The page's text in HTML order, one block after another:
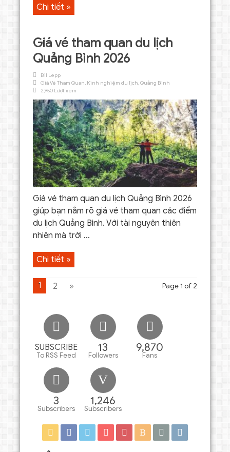
Chi tiết »
Giá vé tham quan du lịch
Quảng Bình 2026
Bil Lepp
Giá Vé Tham Quan, Kinh nghiệm du lịch,Quảng Bình
2,950 Lượt xem
Giá vé tham quan du lịch Quảng Bình 2026
giúp bạn nắm rõ giá vé tham quan các điểm
du lịch Quảng Bình. Với tài nguyên thiên
nhiên mà trời ...
Chi tiết »
Page 1 of 2
1 2 »
SUBSCRIBE
To RSS Feed
13
Followers
9,870
Fans
3
Subscribers
1,246
Subscribers